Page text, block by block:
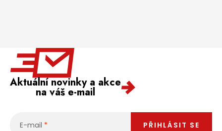
Aktuální novinky a akce
na váš e-mail
E-mail PŘIHLÁSIT SE